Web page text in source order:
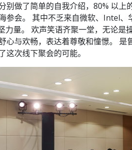
别做了简单的自我介绍，80% 以上
参会。 其中不乏来自微软、Intel、
力量。 欢声笑语齐聚一堂，无论是
心与欢畅，表达着尊敬和憧憬。 是
这次线下聚会的可能。